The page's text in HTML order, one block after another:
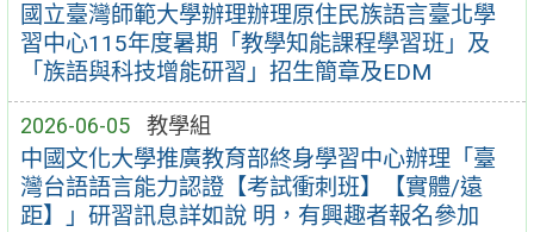
國立臺灣師範大學辦理辦理原住民族語言臺北學
習中心115年度暑期「教學知能課程學習班」及
「族語與科技增能研習」招生簡章及EDM
2026-06-05 教學組
中國文化大學推廣教育部終身學習中心辦理「臺
灣台語語言能力認證【考試衝刺班】【實體/遠
距】」研習訊息詳如說 明，有興趣者報名參加